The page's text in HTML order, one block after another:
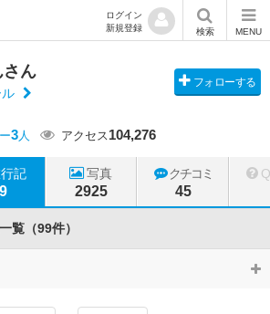
ログイン
新規登録
検索 MENU
さん
フォローする
3人 アクセス104,276
記 写真
2925
クチコミ
45
覧（99件）